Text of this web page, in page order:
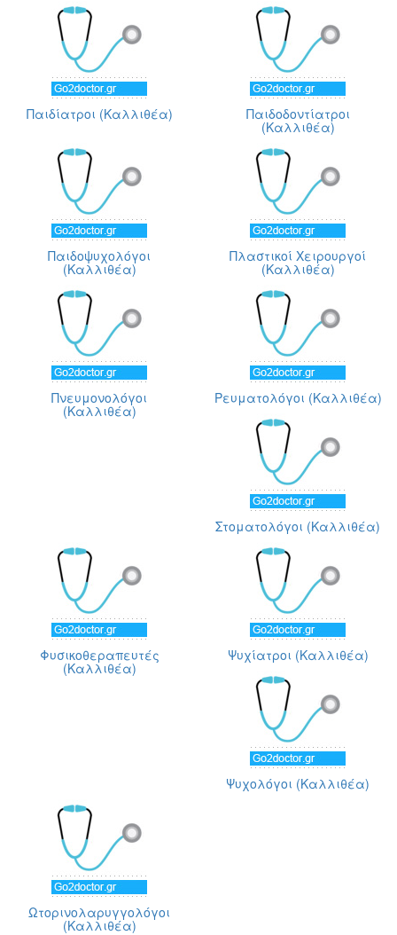
Παιδίατροι (Καλλιθέα) Παιδοδοντίατροι
(Καλλιθέα)
Παιδοψυχολόγοι
(Καλλιθέα)
Πλαστικοί Χειρουργοί
(Καλλιθέα)
Πνευμονολόγοι
(Καλλιθέα)
Ρευματολόγοι (Καλλιθέα)
Στοματολόγοι (Καλλιθέα)
Φυσικοθεραπευτές
(Καλλιθέα)
Ψυχίατροι (Καλλιθέα)
Ψυχολόγοι (Καλλιθέα)
Ωτορινολαρυγγολόγοι
(Καλλιθέα)